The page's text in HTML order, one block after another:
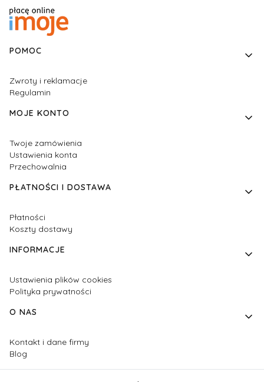
Linki w stopce
POMOC
Zwroty i reklamacje
Regulamin
MOJE KONTO
Twoje zamówienia
Ustawienia konta
Przechowalnia
PŁATNOŚCI I DOSTAWA
Płatności
Koszty dostawy
INFORMACJE
Ustawienia plików cookies
Polityka prywatności
O NAS
Kontakt i dane firmy
Blog